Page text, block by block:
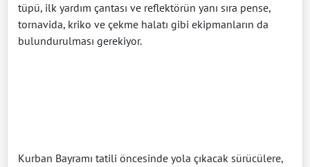
tüpü, ilk yardım çantası ve reflektörün yanı sıra pense,
tornavida, kriko ve çekme halatı gibi ekipmanların da
bulundurulması gerekiyor.
Kurban Bayramı tatili öncesinde yola çıkacak sürücülere,